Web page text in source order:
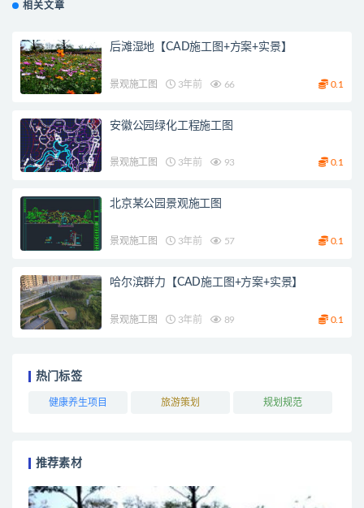
相关文章
后滩湿地【CAD施工图+方案+实景】
景观施工图 3年前 66 0.1
安徽公园绿化工程施工图
景观施工图 3年前 93 0.1
北京某公园景观施工图
景观施工图 3年前 57 0.1
哈尔滨群力【CAD施工图+方案+实景】
景观施工图 3年前 89 0.1
热门标签
健康养生项目 旅游策划 规划规范
推荐素材